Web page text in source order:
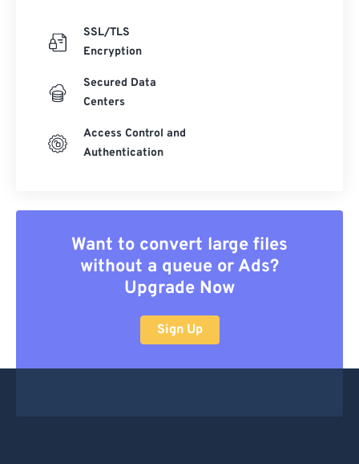
SSL/TLS
Encryption
Secured Data
Centers
Access Control and
Authentication
Want to convert large files
without a queue or Ads?
Upgrade Now
Sign Up